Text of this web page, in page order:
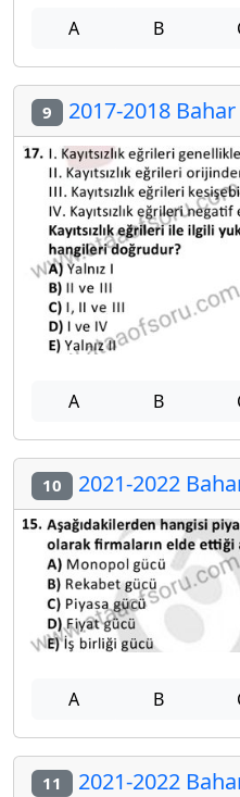
A B
9 2017-2018 Bahar
A B
10 2021-2022
A B
11 2021-2022